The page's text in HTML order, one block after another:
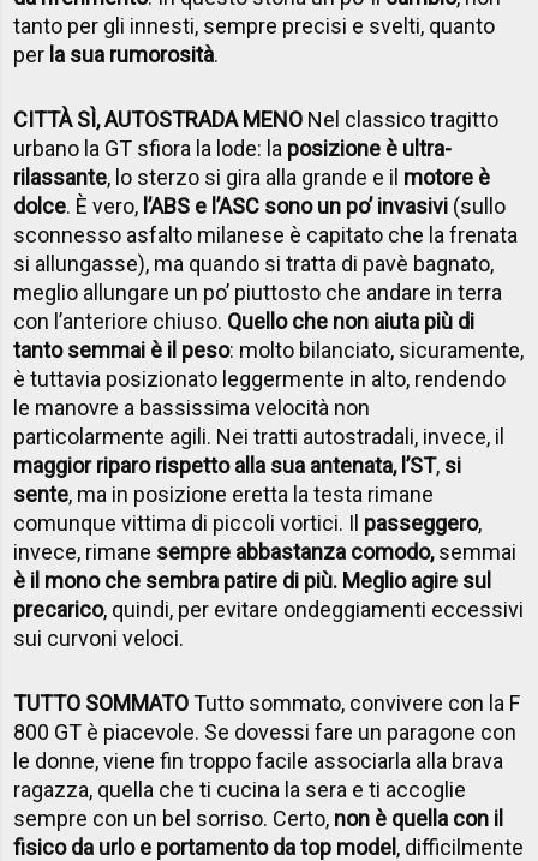
tanto per gli innesti, sempre precisi e svelti, quanto
per la sua rumorosità.
CITTÀ SÌ, AUTOSTRADA MENO Nel classico tragitto
urbano la GT sfiora la lode: la posizione è ultra-
rilassante, lo sterzo si gira alla grande e il motore è
dolce. È vero, l’ABS e l’ASC sono un po’ invasivi (sullo
sconnesso asfalto milanese è capitato che la frenata
si allungasse), ma quando si tratta di pavè bagnato,
meglio allungare un po’ piuttosto che andare in terra
con l’anteriore chiuso. Quello che non aiuta più di
tanto semmai è il peso: molto bilanciato, sicuramente,
è tuttavia posizionato leggermente in alto, rendendo
le manovre a bassissima velocità non
particolarmente agili. Nei tratti autostradali, invece, il
maggior riparo rispetto alla sua antenata, l’ST, si
sente, ma in posizione eretta la testa rimane
comunque vittima di piccoli vortici. Il passeggero,
invece, rimane sempre abbastanza comodo,semmai
è il mono che sembra patire di più. Meglio agire sul
precarico, quindi, per evitare ondeggiamenti eccessivi
sui curvoni veloci.
TUTTO SOMMATOTutto sommato, convivere con la F
800 GT è piacevole. Se dovessi fare un paragone con
le donne, viene fin troppo facile associarla alla brava
ragazza, quella che ti cucina la sera e ti accoglie
sempre con un bel sorriso. Certo, non è quella con il
fisico da urlo e portamento da top model, difficilmente